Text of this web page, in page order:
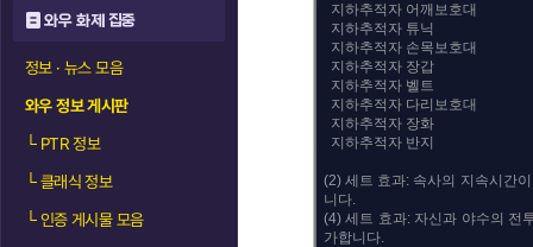
와우 화제 집중
정보 · 뉴스 모음
와우 정보 게시판
└PTR 정보
└클래식 정보
└인증 게시물 모음
지하추적자 어깨보호대
지하추적자 튜닉
지하추적자 손목보호대
지하추적자 장갑
지하추적자 벨트
지하추적자 다리보호대
지하추적자 장화
지하추적자 반지
(2) 세트 효과: 속사의 지속시간
니다.
(4) 세트 효과: 자신과 야수의 전
가합니다.